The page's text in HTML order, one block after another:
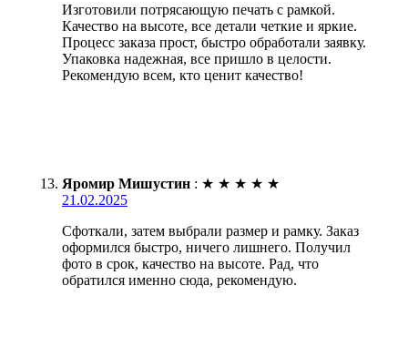
Изготовили потрясающую печать с рамкой.
Качество на высоте, все детали четкие и яркие.
Процесс заказа прост, быстро обработали заявку.
Упаковка надежная, все пришло в целости.
Рекомендую всем, кто ценит качество!
Яромир Мишустин : ★ ★ ★ ★ ★
21.02.2025
Сфоткали, затем выбрали размер и рамку. Заказ
оформился быстро, ничего лишнего. Получил
фото в срок, качество на высоте. Рад, что
обратился именно сюда, рекомендую.